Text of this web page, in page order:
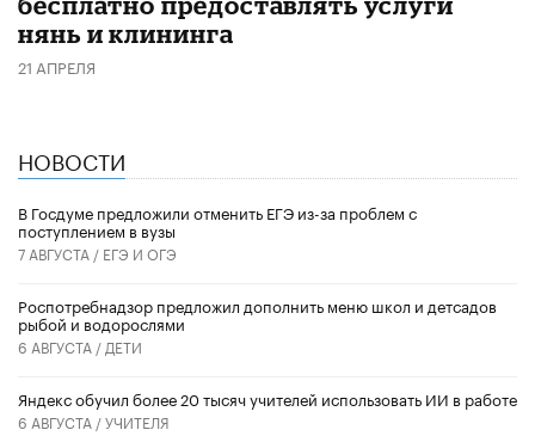
нянь и клининга
21 АПРЕЛЯ
НОВОСТИ
В Госдуме предложили отменить ЕГЭ из-за проблем с
поступлением в вузы
7 АВГУСТА / ЕГЭ И ОГЭ
Роспотребнадзор предложил дополнить меню школ и детсадов
рыбой и водорослями
6 АВГУСТА / ДЕТИ
​Яндекс обучил более 20 тысяч учителей использовать ИИ в работе
6 АВГУСТА /УЧИТЕЛЯ